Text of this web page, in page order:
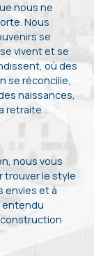
nous ne
Nous
se
vivent et se
où des
se réconcilie,
naissances,
retraite…
nous vous
trouver le style
envies et à
entendu